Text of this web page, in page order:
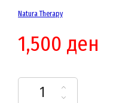
Natura Therapy
1,500 ден